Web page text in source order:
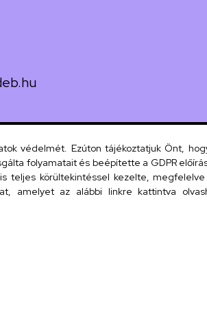
utca 33.
védelmét. Ezúton tájékoztatjuk Önt,
folyamatait és beépítette a GDPR
teljes körültekintéssel kezelte,
amelyet az alábbi linkre kattintva